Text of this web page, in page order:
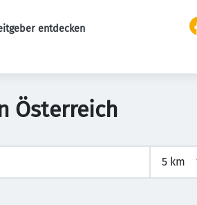
entdecken
Österreich